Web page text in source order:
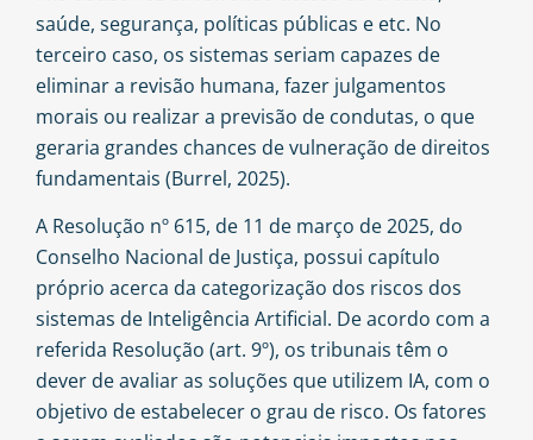
saúde, segurança, políticas públicas e etc. No
terceiro caso, os sistemas seriam capazes de
eliminar a revisão humana, fazer julgamentos
morais ou realizar a previsão de condutas, o que
geraria grandes chances de vulneração de direitos
fundamentais (Burrel, 2025).
A Resolução nº 615, de 11 de março de 2025, do
Conselho Nacional de Justiça, possui capítulo
próprio acerca da categorização dos riscos dos
sistemas de Inteligência Artificial. De acordo com a
referida Resolução (art. 9º), os tribunais têm o
dever de avaliar as soluções que utilizem IA, com o
objetivo de estabelecer o grau de risco. Os fatores